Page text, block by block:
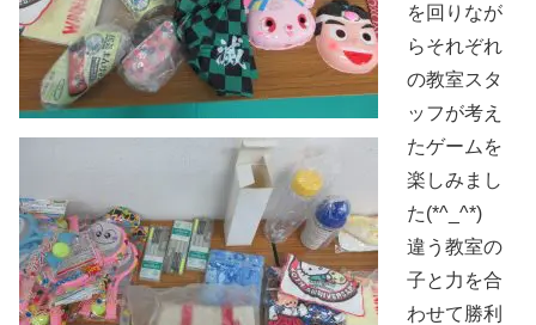
を回りなが
らそれぞれ
の教室スタ
ッフが考え
たゲームを
楽しみまし
た(*^_^*)
違う教室の
子と力を合
わせて勝利